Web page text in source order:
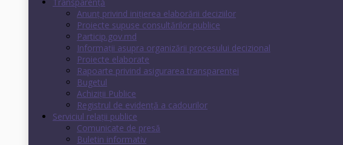
Anunț privind inițierea elaborării deciziilor
Proiecte supuse consultărilor publice
Particip.gov.md
Informații asupra organizării procesului decizional
Proiecte elaborate
Rapoarte privind asigurarea transparenţei
Bugetul
Achiziții Publice
Registrul de evidenţă a cadourilor
Serviciul relații publice
Comunicate de presă
Buletin informativ